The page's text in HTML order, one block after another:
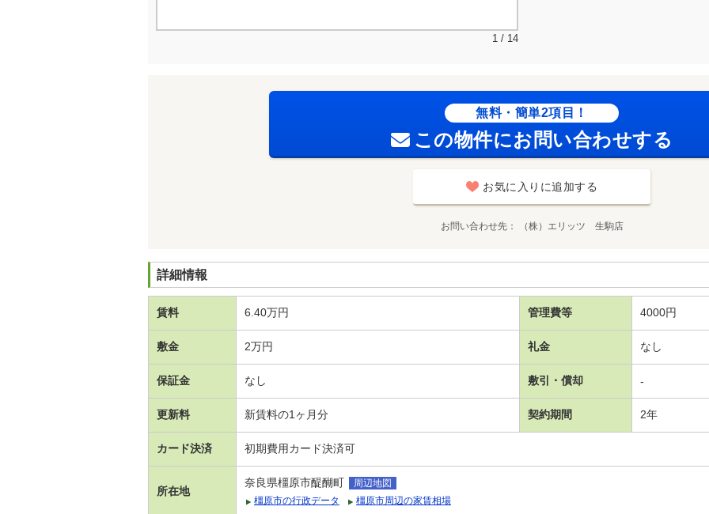
1 / 14
無料・簡単2項目！
この物件にお問い合わせする
お気に入りに追加する
お問い合わせ先 （株）エリッツ 生駒店
詳細情報
賃料 6.40万円 管理費等 4000円
敷金 2万円 礼金 なし
保証金 なし 敷引・償却 -
更新料 新賃料の1ヶ月分 契約期間 2年
カード決済 初期費用カード決済可
所在地
奈良県橿原市醍醐町
周辺地図
橿原市の行政データ
橿原市周辺の家賃相場